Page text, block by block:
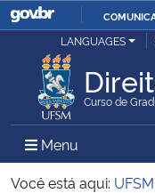
Ministério da Justiça e
Ministério da Defesa
Ministério das Relações
LANGUAGES
Curso de
Menu Menu
Você está aqui: UFSM